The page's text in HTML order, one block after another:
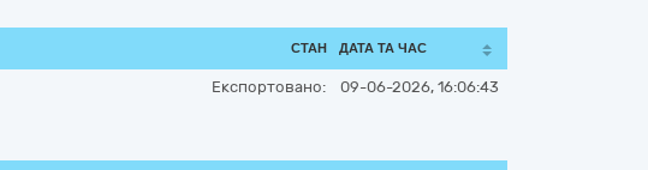
СТАН ДАТА ТА ЧАС
Експортовано: 09-06-2026, 16:06:43